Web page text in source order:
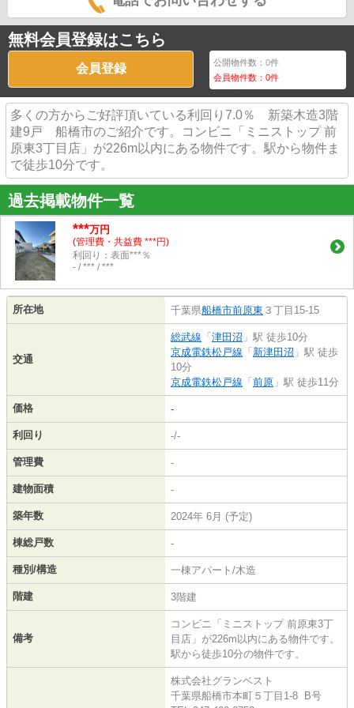
無料会員登録はこちら
会員登録 公開物件数：0件
会員物件数：0件
多くの方からご好評頂いている利回り7.0％ 新築木造3階
建9戸 船橋市のご紹介です。コンビニ「ミニストップ 前
原東3丁目店」が226m以内にある物件です。駅から物件ま
で徒歩10分です。
過去掲載物件一覧
***万円
(管理費・共益費 ***円)
利回り：表面***％
- / *** / ***
所在地 千葉県船橋市前原東 ３丁目15-15
交通
総武線 「 津田沼 」駅 徒歩10分
京成電鉄松戸線 「 新津田沼 」駅 徒歩
10分
京成電鉄松戸線 「 前原 」駅 徒歩11分
価格 -
利回り -/-
管理費 -
建物面積 -
築年数 2024年 6月 (予定)
棟総戸数 -
種別/構造 一棟アパート/木造
階建 3階建
備考
コンビニ「ミニストップ 前原東3丁
目店」が226m以内にある物件です。
駅から徒歩10分の物件です。
株式会社グランベスト
千葉県船橋市本町５丁目1-8 B号